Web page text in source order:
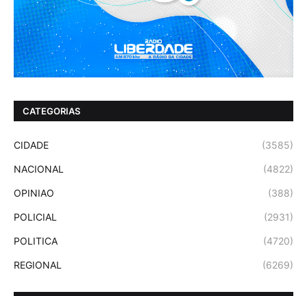
CATEGORIAS
CIDADE (3585)
NACIONAL (4822)
OPINIAO (388)
POLICIAL (2931)
POLITICA (4720)
REGIONAL (6269)